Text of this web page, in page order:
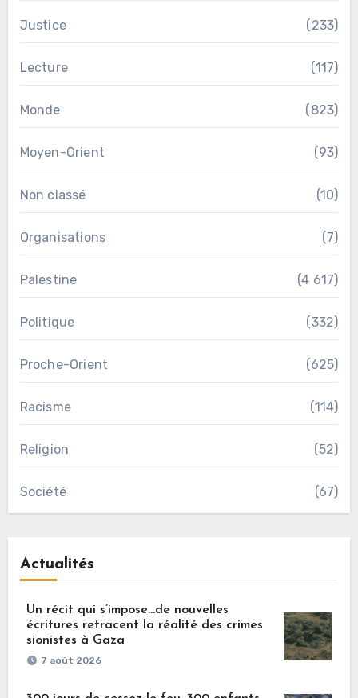
Justice (233)
Lecture (117)
Monde (823)
Moyen-Orient (93)
Non classé (10)
Organisations (7)
Palestine (4 617)
Politique (332)
Proche-Orient (625)
Racisme (114)
Religion (52)
Société (67)
Actualités
Un récit qui s’impose…de nouvelles
écritures retracent la réalité des crimes
sionistes à Gaza
7 août 2026